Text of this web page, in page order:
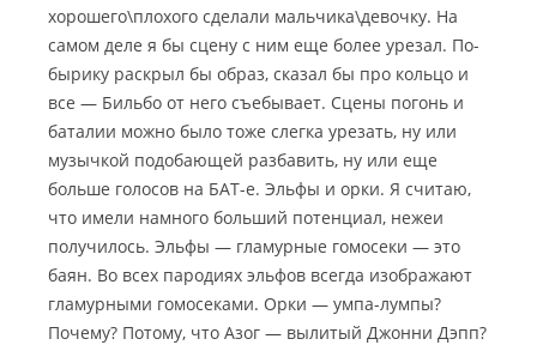
хорошего\плохого сделали мальчика\девочку. На
самом деле я бы сцену с ним еще более урезал. По-
бырику раскрыл бы образ, сказал бы про кольцо и
все — Бильбо от него съебывает. Сцены погонь и
баталии можно было тоже слегка урезать, ну или
музычкой подобающей разбавить, ну или еще
больше голосов на БАТ-е. Эльфы и орки. Я считаю,
что имели намного больший потенциал, нежеи
получилось. Эльфы — гламурные гомосеки — это
баян. Во всех пародиях эльфов всегда изображают
гламурными гомосеками. Орки — умпа-лумпы?
Почему? Потому, что Азог — вылитый Джонни Дэпп?